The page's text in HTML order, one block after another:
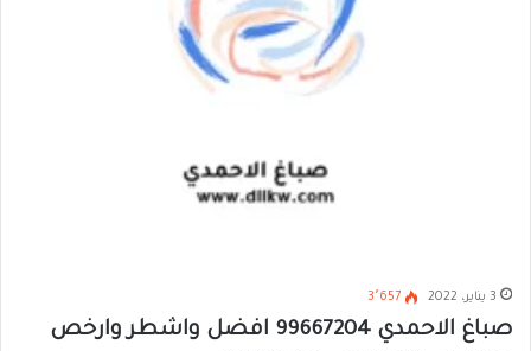
3 يناير، 2022 3٬657
صباغ الاحمدي 99667204 افضل واشطر وارخص